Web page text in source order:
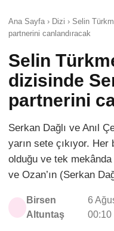
Ana Sayfa › Dizi › Selin
partnerini canlandıracak
Selin
dizisinde
partnerini
Serkan Dağlı ve Anıl
yarın sete çıkıyor.
olduğu ve tek
ve Ozan’ın (Serkan
Birsen
Altuntaş
6
00:10